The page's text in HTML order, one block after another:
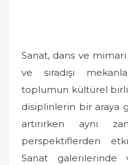
Sanat, dans ve
ve sıradışı
toplumun kültürel
disiplinlerin bir araya
artırırken aynı
perspektiflerden
Sanat galerilerinde